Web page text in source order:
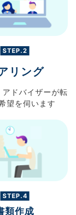
STEP.2
リング
アドバイザーが転
望を伺います
STEP.4
類作成